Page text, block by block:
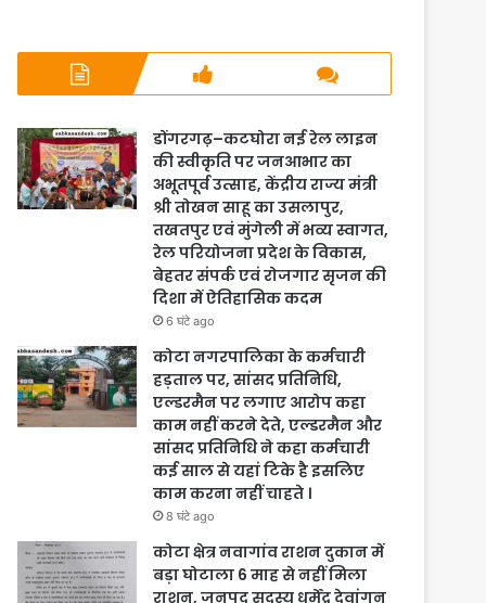
डोंगरगढ़–कटघोरा नई रेल लाइन
की स्वीकृति पर जनआभार का
अभूतपूर्व उत्साह, केंद्रीय राज्य मंत्री
श्री तोखन साहू का उसलापुर,
तखतपुर एवं मुंगेली में भव्य स्वागत,
रेल परियोजना प्रदेश के विकास,
बेहतर संपर्क एवं रोजगार सृजन की
दिशा में ऐतिहासिक कदम
6 घंटे ago
कोटा नगरपालिका के कर्मचारी
हड़ताल पर, सांसद प्रतिनिधि,
एल्डरमैन पर लगाए आरोप कहा
काम नहीं करने देते, एल्डरमैन और
सांसद प्रतिनिधि ने कहा कर्मचारी
कई साल से यहां टिके है इसलिए
काम करना नहीं चाहते ।
8 घंटे ago
कोटा क्षेत्र नवागांव राशन दुकान में
बड़ा घोटाला 6 माह से नहीं मिला
राशन, जनपद सदस्य धर्मेंद्र देवांगन